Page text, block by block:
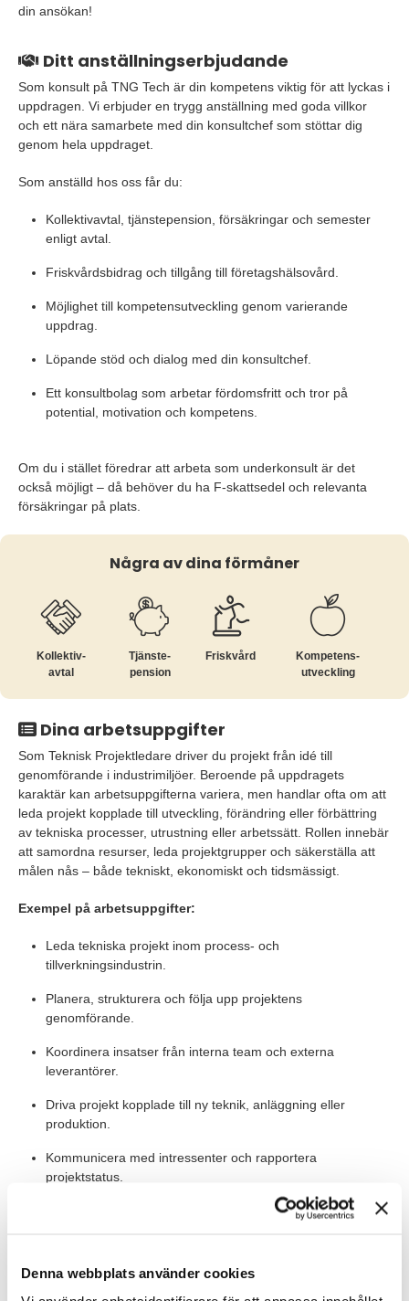
Denna webbplats använder cookies
din ansökan!
Ditt anställningserbjudande
Som konsult på TNG Tech är din kompetens viktig för att lyckas i
uppdragen. Vi erbjuder en trygg anställning med goda villkor
och ett nära samarbete med din konsultchef som stöttar dig
genom hela uppdraget.
Som anställd hos oss får du:
Kollektivavtal, tjänstepension, försäkringar och semester
enligt avtal.
Friskvårdsbidrag och tillgång till företagshälsovård.
Möjlighet till kompetensutveckling genom varierande
uppdrag.
Löpande stöd och dialog med din konsultchef.
Ett konsultbolag som arbetar fördomsfritt och tror på
potential, motivation och kompetens.
Om du i stället föredrar att arbeta som underkonsult är det
också möjligt – då behöver du ha F-skattsedel och relevanta
försäkringar på plats.
Några av dina förmåner
Kollektiv­
avtal
Tjänste­
pension
Friskvård
Kompetens­
utveckling
Dina arbetsuppgifter
Som Teknisk Projektledare driver du projekt från idé till
genomförande i industrimiljöer. Beroende på uppdragets
karaktär kan arbetsuppgifterna variera, men handlar ofta om att
leda projekt kopplade till utveckling, förändring eller förbättring
av tekniska processer, utrustning eller arbetssätt. Rollen innebär
att samordna resurser, leda projektgrupper och säkerställa att
målen nås – både tekniskt, ekonomiskt och tidsmässigt.
Exempel på arbetsuppgifter:
Leda tekniska projekt inom process- och
tillverkningsindustrin.
Planera, strukturera och följa upp projektens
genomförande.
Koordinera insatser från interna team och externa
leverantörer.
Driva projekt kopplade till ny teknik, anläggning eller
produktion.
Kommunicera med intressenter och rapportera
projektstatus.
Säkerställa att projekt håller tidsplan, budget och
Värt att veta